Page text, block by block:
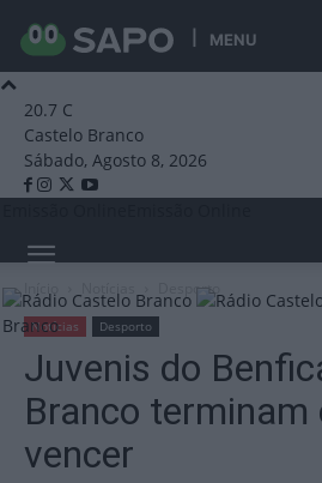
MENU
20.7 C
Castelo Branco
Sábado, Agosto 8, 2026
Branco
Desporto
Notícias Desporto
Juvenis do
Branco terminam
vencer